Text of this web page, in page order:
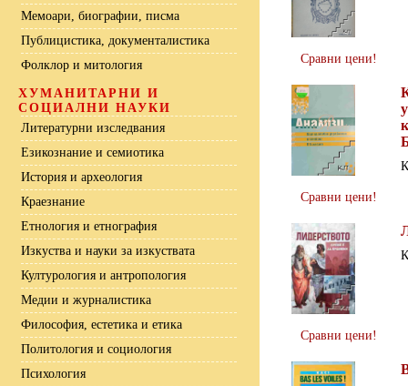
Мемоари, биографии, писма
Публицистика, документалистика
Фолклор и митология
ХУМАНИТАРНИ И
СОЦИАЛНИ НАУКИ
Литературни изследвания
Езикознание и семиотика
История и археология
Краезнание
Етнология и етнография
Изкуства и науки за изкуствата
Културология и антропология
Медии и журналистика
Философия, естетика и етика
Политология и социология
Психология
Сравни цени!
Сравни цени!
Сравни цени!